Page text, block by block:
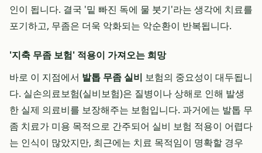
인이 됩니다. 결국 '밑 빠진 독에 물 붓기'라는 생각에 치료를
포기하고, 무좀은 더욱 악화되는 악순환이 반복됩니다.
'지축 무좀 보험' 적용이 가져오는 희망
바로 이 지점에서 발톱 무좀 실비 보험의 중요성이 대두됩니
다. 실손의료보험(실비보험)은 질병이나 상해로 인해 발생
한 실제 의료비를 보장해주는 보험입니다. 과거에는 발톱 무
좀 치료가 미용 목적으로 간주되어 실비 보험 적용이 어렵다
는 인식이 많았지만, 최근에는 치료 목적임이 명확할 경우